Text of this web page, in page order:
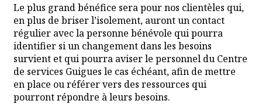
Le plus grand bénéfice sera pour nos clientèles qui,
en plus de briser l’isolement, auront un contact
régulier avec la personne bénévole qui pourra
identifier si un changement dans les besoins
survient et qui pourra aviser le personnel du Centre
de services Guigues le cas échéant, afin de mettre
en place ou référer vers des ressources qui
pourront répondre à leurs besoins.